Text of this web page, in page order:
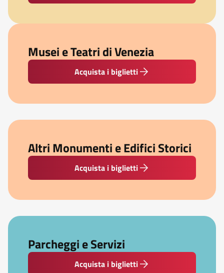
Musei e Teatri di Venezia
Acquista i biglietti
Altri Monumenti e Edifici Storici
Acquista i biglietti
Parcheggi e Servizi
Acquista i biglietti